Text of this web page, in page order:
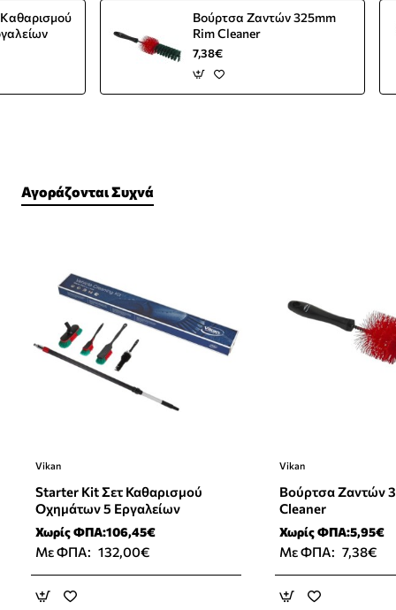
Βούρτσα Ζαντών 325mm
Rim Cleaner
7,38€
Αγοράζονται Συχνά
Vikan
Starter Kit Σετ Καθαρισμού
Οχημάτων 5 Εργαλείων
Χωρίς ΦΠΑ:106,45€
Με ΦΠΑ: 132,00€
Vikan
Βούρτσα Ζαντών
Cleaner
Χωρίς ΦΠΑ:5,95€
Με ΦΠΑ: 7,38€